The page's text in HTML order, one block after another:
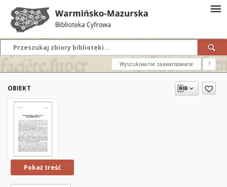
Wyszukiwanie zaawansowane ?
OBIEKT
Pokaż treść